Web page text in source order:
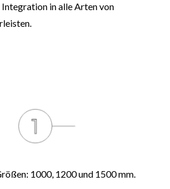
Integration in alle Arten von
1000, 1200 und 1500 mm.